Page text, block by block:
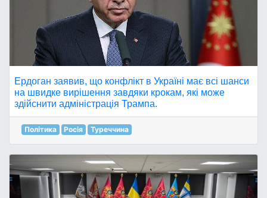
Ердоган заявив, що конфлікт в Україні має всі шанси
на швидке вирішення завдяки крокам, які може
здійснити адміністрація Трампа.
Політика Росія Туреччина